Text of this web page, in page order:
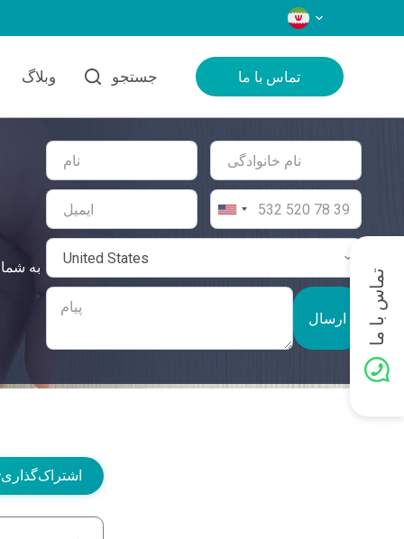
زبان‌ها
وبلاگ جستجو تماس با ما
ارسال
اشتراک‌گذاری
تماس با ما